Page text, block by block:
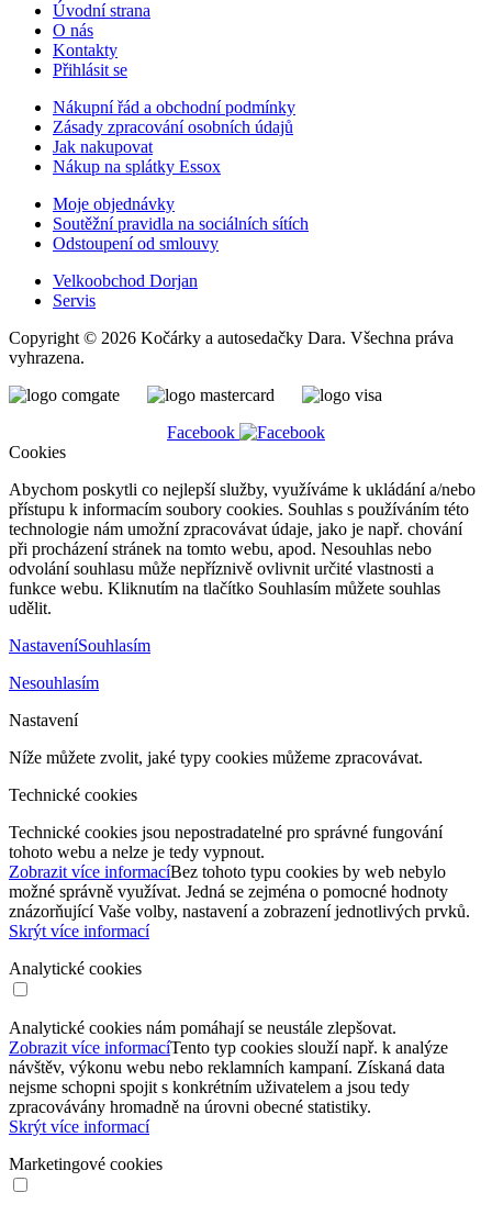
Úvodní strana
O nás
Kontakty
Přihlásit se
Nákupní řád a obchodní podmínky
Zásady zpracování osobních údajů
Jak nakupovat
Nákup na splátky Essox
Moje objednávky
Soutěžní pravidla na sociálních sítích
Odstoupení od smlouvy
Velkoobchod Dorjan
Servis
Copyright © 2026 Kočárky a autosedačky Dara. Všechna práva
vyhrazena.
Facebook
Cookies
Abychom poskytli co nejlepší služby, využíváme k ukládání a/nebo
přístupu k informacím soubory cookies. Souhlas s používáním této
technologie nám umožní zpracovávat údaje, jako je např. chování
při procházení stránek na tomto webu, apod. Nesouhlas nebo
odvolání souhlasu může nepříznivě ovlivnit určité vlastnosti a
funkce webu. Kliknutím na tlačítko Souhlasím můžete souhlas
udělit.
NastaveníSouhlasím
Nesouhlasím
Nastavení
Níže můžete zvolit, jaké typy cookies můžeme zpracovávat.
Technické cookies
Technické cookies jsou nepostradatelné pro správné fungování
tohoto webu a nelze je tedy vypnout.
Zobrazit více informacíBez tohoto typu cookies by web nebylo
možné správně využívat. Jedná se zejména o pomocné hodnoty
znázorňující Vaše volby, nastavení a zobrazení jednotlivých prvků.
Skrýt více informací
Analytické cookies
Analytické cookies nám pomáhají se neustále zlepšovat.
Zobrazit více informacíTento typ cookies slouží např. k analýze
návštěv, výkonu webu nebo reklamních kampaní. Získaná data
nejsme schopni spojit s konkrétním uživatelem a jsou tedy
zpracovávány hromadně na úrovni obecné statistiky.
Skrýt více informací
Marketingové cookies